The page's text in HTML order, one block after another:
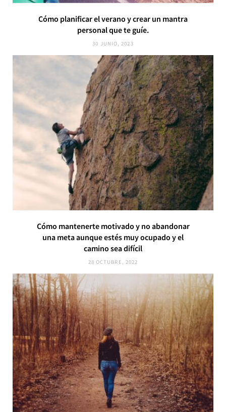
Cómo planificar el verano y crear un mantra
personal que te guíe.
30 JUNIO, 2023
Cómo mantenerte motivado y no abandonar
una meta aunque estés muy ocupado y el
camino sea difícil
28 OCTUBRE, 2022